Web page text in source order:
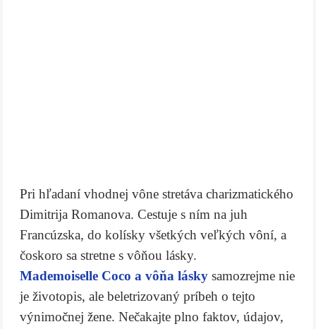
Pri hľadaní vhodnej vône stretáva charizmatického
Dimitrija Romanova. Cestuje s ním na juh
Francúzska, do kolísky všetkých veľkých vôní, a
čoskoro sa stretne s vôňou lásky.
Mademoiselle Coco a vôňa lásky samozrejme nie
je životopis, ale beletrizovaný príbeh o tejto
výnimočnej žene. Nečakajte plno faktov, údajov,